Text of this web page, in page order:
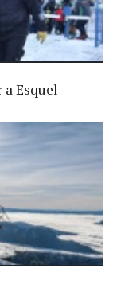
Esquel